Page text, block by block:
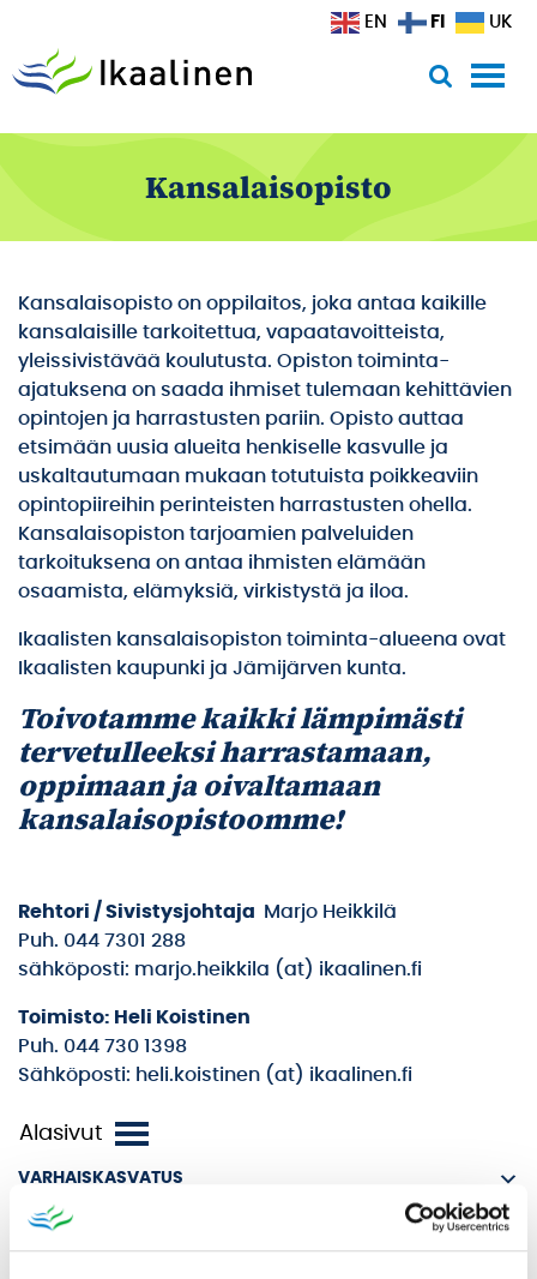
Kansalaisopisto
VARHAISKASVATUS
ESIOPETUS
PERUSOPETUS
Kansalaisopisto on oppilaitos, joka antaa kaikille
kansalaisille tarkoitettua, vapaatavoitteista,
yleissivistävää koulutusta. Opiston toiminta-
ajatuksena on saada ihmiset tulemaan kehittävien
opintojen ja harrastusten pariin. Opisto auttaa
etsimään uusia alueita henkiselle kasvulle ja
uskaltautumaan mukaan totutuista poikkeaviin
opintopiireihin perinteisten harrastusten ohella.
Kansalaisopiston tarjoamien palveluiden
tarkoituksena on antaa ihmisten elämään
osaamista, elämyksiä, virkistystä ja iloa.
Ikaalisten kansalaisopiston toiminta-alueena ovat
Ikaalisten kaupunki ja Jämijärven kunta.
Toivotamme kaikki lämpimästi
tervetulleeksi harrastamaan,
oppimaan ja oivaltamaan
kansalaisopistoomme!
Rehtori / Sivistysjohtaja
Marjo Heikkilä
Puh. 044 7301 288
sähköposti: marjo.heikkila (at) ikaalinen.fi
Toimisto: Heli Koistinen
Puh. 044 730 1398
Sähköposti: heli.koistinen (at) ikaalinen.fi
EN FI UK